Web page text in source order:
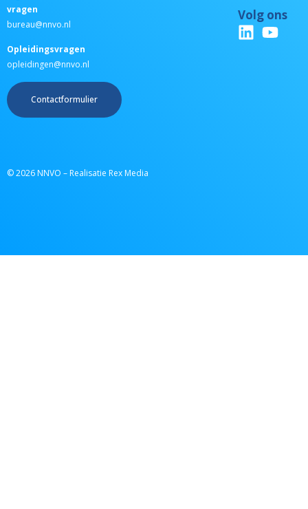
vragen
bureau@nnvo.nl
Opleidingsvragen
opleidingen@nnvo.nl
Contactformulier
Volg ons
© 2026 NNVO – Realisatie Rex Media